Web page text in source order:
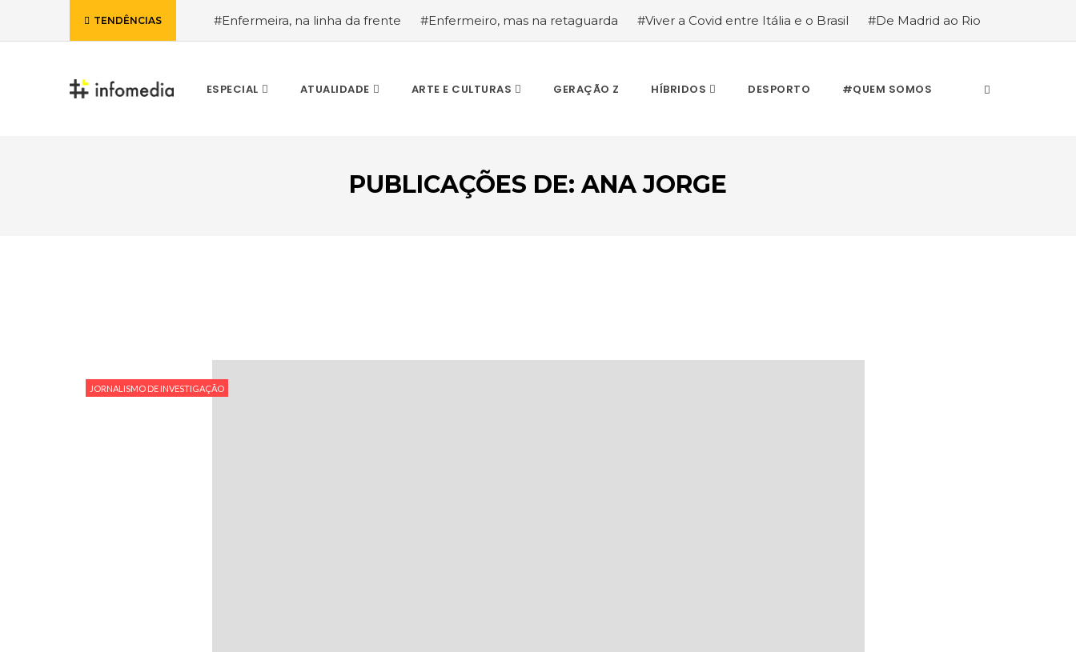
TENDÊNCIAS #Enfermeira, na linha da frente #Enfermeiro, mas na retaguarda #Viver a Covid entre Itália e o Brasil
#De Madrid ao Rio
ESPECIAL ATUALIDADE ARTE E CULTURAS GERAÇÃO Z HÍBRIDOS DESPORTO #QUEM SOMOS
PUBLICAÇÕES DE: ANA JORGE
JORNALISMO DE INVESTIGAÇÃO